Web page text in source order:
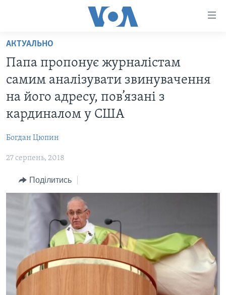
Перейти
матеріалу
Перейти
меню
сторінки
до
Пошуку
АКТУАЛЬНО
СВІТ
УКРАЇНЦІ У СВІТІ
НАУКА
ЗДОРОВ'Я
СУСПІЛЬСТВО
ЕКОНОМІКА
ІСТОРІЇ УСПІХУ УКРАЇНЦІВ
АНАЛІТИКА
ДНІВ
УКРАЇНЦІ В АМЕРИЦІ
ІНТЕРВ'Ю
БОРОТЬБА З ДЕЗІНФОРМАЦІЄЮ
ТЕЛЕПРОГРАМИ
ЧАС-TIME
БРИФІНГ ГОЛОСУ АМЕРИКИ
ENGLISH
Learning English
АКТУАЛЬНО
Папа пропонує журналістам
самим аналізувати звинувачення
на його адресу, пов’язані з
кардиналом у США
Богдан Цюпин
27 серпень, 2018
Поділитись